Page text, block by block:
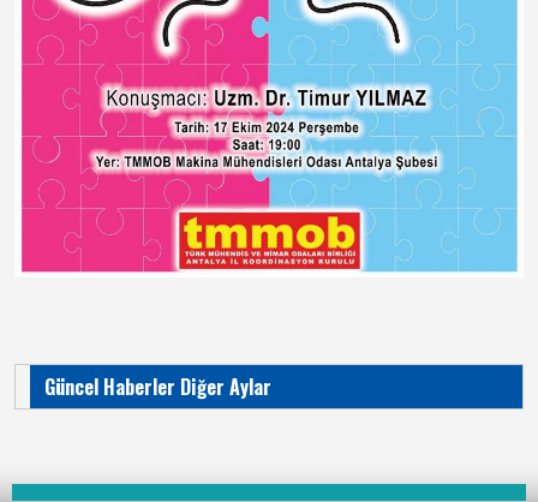
Güncel Haberler Diğer Aylar